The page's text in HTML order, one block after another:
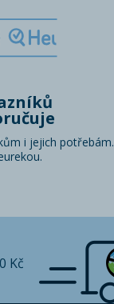
i jejich potřebám.
Kč